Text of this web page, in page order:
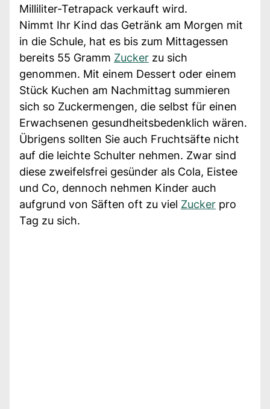
Milliliter-Tetrapack verkauft wird.
Nimmt Ihr Kind das Getränk am Morgen mit
in die Schule, hat es bis zum Mittagessen
bereits 55 Gramm Zucker zu sich
genommen. Mit einem Dessert oder einem
Stück Kuchen am Nachmittag summieren
sich so Zuckermengen, die selbst für einen
Erwachsenen gesundheitsbedenklich wären.
Übrigens sollten Sie auch Fruchtsäfte nicht
auf die leichte Schulter nehmen. Zwar sind
diese zweifelsfrei gesünder als Cola, Eistee
und Co, dennoch nehmen Kinder auch
aufgrund von Säften oft zu viel Zucker pro
Tag zu sich.